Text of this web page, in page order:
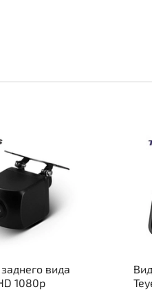
вида
1080p